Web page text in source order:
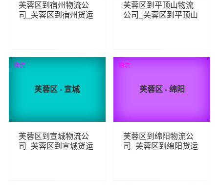
芙蓉区到宿州物流公
司_芙蓉区到宿州货运
101 查看详细
芙蓉区到平顶山物流
公司_芙蓉区到平顶山
108 查看详细
芙蓉区 - 宣城
芙蓉区到宣城物流公
司_芙蓉区到宣城货运
物流
芙蓉区 - 绵阳
芙蓉区到绵阳物流公
司_芙蓉区到绵阳货运
物流